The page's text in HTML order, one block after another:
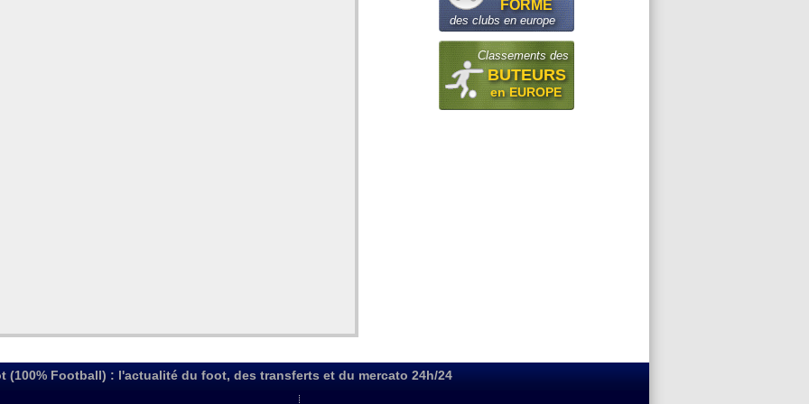
FORME
des clubs en europe
Classements des
BUTEURS
en EUROPE
(100% Football) : l'actualité du foot, des transferts et du mercato 24h/24